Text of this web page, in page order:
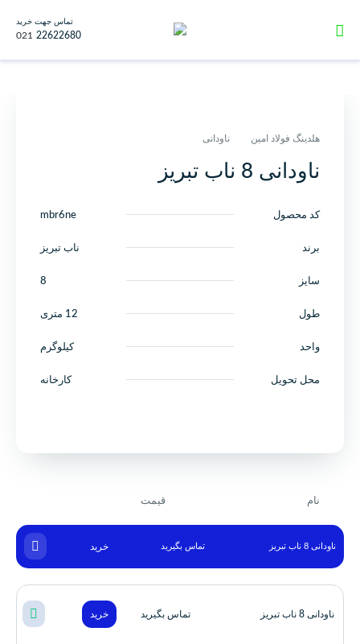
تماس جهت خرید
021 22622680
هلدینگ فولاد امین ناودانی
ناودانی 8 ناب تبریز
کد محصول mbr6ne
برند ناب تبریز
سایز 8
طول 12 متری
واحد کیلوگرم
محل تحویل کارخانه
نام قیمت
ناودانی 8 ناب تبریز تماس بگیرید خرید
ناودانی 8 ناب تبریز تماس بگیرید خرید